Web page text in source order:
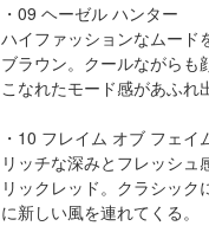
・09 ヘーゼル ハンター
ハイファッションなムード
ブラウン。クールながらも
こなれたモード感があふれ
・10 フレイム オブ フェイ
リッチな深みとフレッシ
リックレッド。クラシッ
に新しい風を連れてくる。